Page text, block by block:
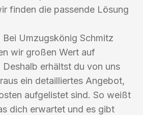
finden die passende Lösung
Bei Umzugskönig Schmitz
wir großen Wert auf
Deshalb erhältst du von uns
ein detailliertes Angebot,
aufgelistet sind. So weißt
dich erwartet und es gibt